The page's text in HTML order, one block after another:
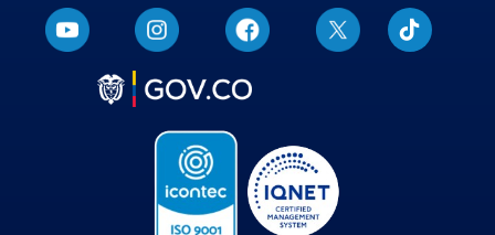
T
i
k